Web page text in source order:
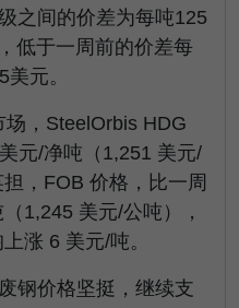
之间的价差为每吨125
低于一周前的价差每
元。
，SteelOrbis HDG
元/净吨（1,251 美元/
，FOB 价格，比一周
1,245 美元/公吨），
涨 6 美元/吨。
钢价格坚挺，继续支